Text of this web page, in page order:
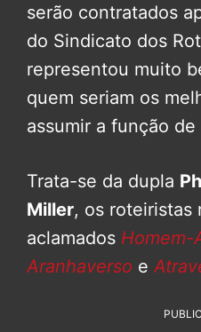
serão contratados
do Sindicato dos
representou muito
quem seriam os
assumir a função
Trata-se da dupla
Miller, os roteiristas
aclamados Homem-
Aranhaverso e